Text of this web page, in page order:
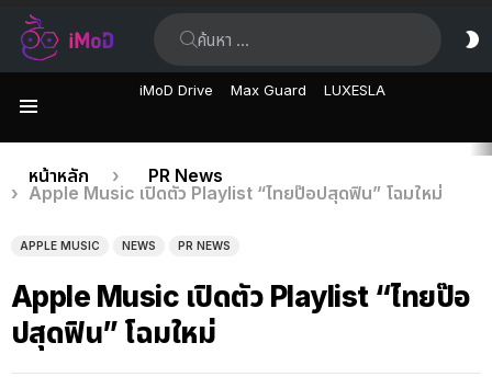
iMoD Drive Max Guard LUXESLA
เรื่อง
ล่าสุด
คุณอยู่ที่นี่:
หน้าหลัก
PR News
Apple Music เปิดตัว Playlist “ไทยป๊อปสุดฟิน” โฉมใหม่
APPLE MUSIC NEWS PR NEWS
Apple Music เปิดตัว Playlist “ไทยป๊อ
ปสุดฟิน” โฉมใหม่